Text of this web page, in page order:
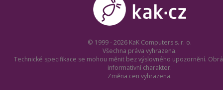
© 1999 - 2026 KaK Computers s. r. o.
Všechna práva vyhrazena.
Technické specifikace se mohou měnit bez výslovného upozornění.
informativní charakter.
Změna cen vyhrazena.